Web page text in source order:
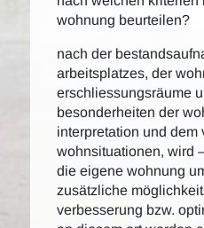
wohnung beurteilen?
nach der
arbeitsplatzes, der
erschliessungsräume
besonderheiten der
interpretation und dem
wohnsituationen, wird
die eigene wohnung
zusätzliche
verbesserung bzw.